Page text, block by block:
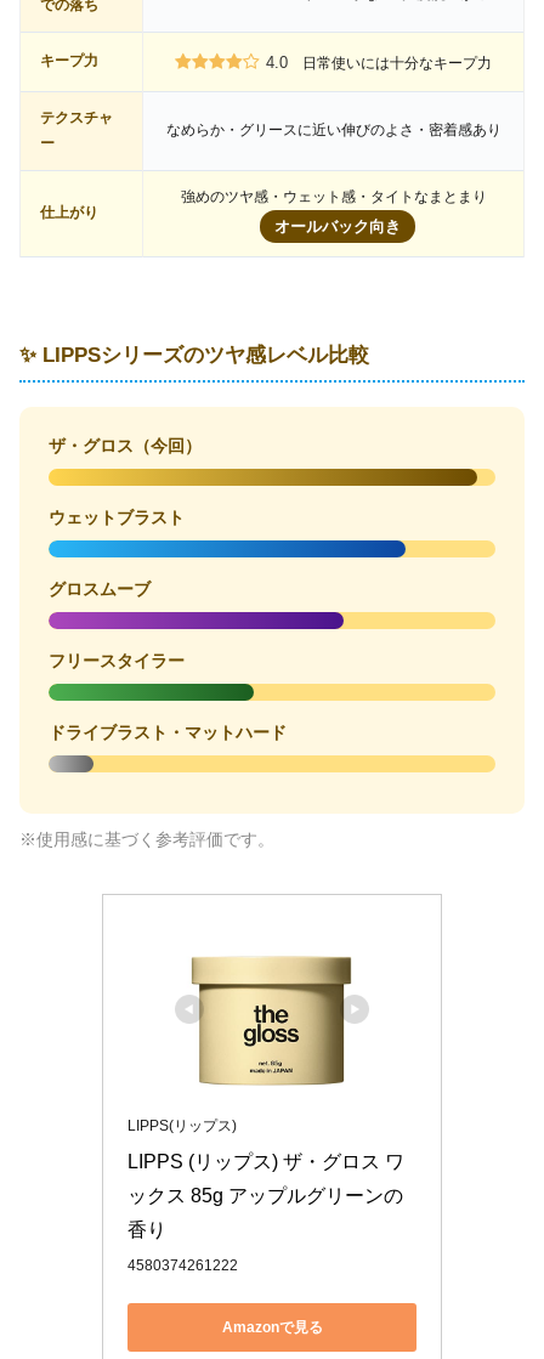
での落ち
キープ力 4.0 日常使いには十分なキープ力
テクスチャ
ー
なめらか・グリースに近い伸びのよさ・密着感あり
仕上がり
強めのツヤ感・ウェット感・タイトなまとまり
オールバック向き
✨ LIPPSシリーズのツヤ感レベル比較
ザ・グロス（今回）
ウェットブラスト
グロスムーブ
フリースタイラー
ドライブラスト・マットハード
※使用感に基づく参考評価です。
LIPPS(リップス)
LIPPS (リップス) ザ・グロス ワ
ックス 85g アップルグリーンの
香り
4580374261222
Amazonで見る